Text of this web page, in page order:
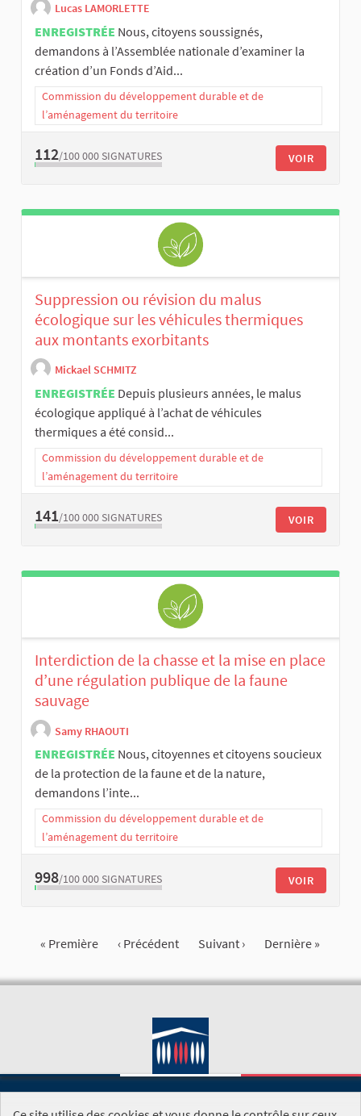
Lucas LAMORLETTE
ENREGISTRÉE Nous, citoyens soussignés,
demandons à l’Assemblée nationale d’examiner la
création d’un Fonds d’Aid...
Commission du développement durable et de
l’aménagement du territoire
112/100 000 SIGNATURES VOIR
Suppression ou révision du malus
écologique sur les véhicules thermiques
aux montants exorbitants
Mickael SCHMITZ
ENREGISTRÉE Depuis plusieurs années, le malus
écologique appliqué à l’achat de véhicules
thermiques a été consid...
Commission du développement durable et de
l’aménagement du territoire
141/100 000 SIGNATURES VOIR
Interdiction de la chasse et la mise en place
d’une régulation publique de la faune
sauvage
Samy RHAOUTI
ENREGISTRÉE Nous, citoyennes et citoyens soucieux
de la protection de la faune et de la nature,
demandons l’inte...
Commission du développement durable et de
l’aménagement du territoire
998/100 000 SIGNATURES VOIR
« Première ‹ Précédent Suivant › Dernière »